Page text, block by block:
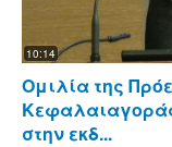
10:14
Ομιλία της
στην εκδ...